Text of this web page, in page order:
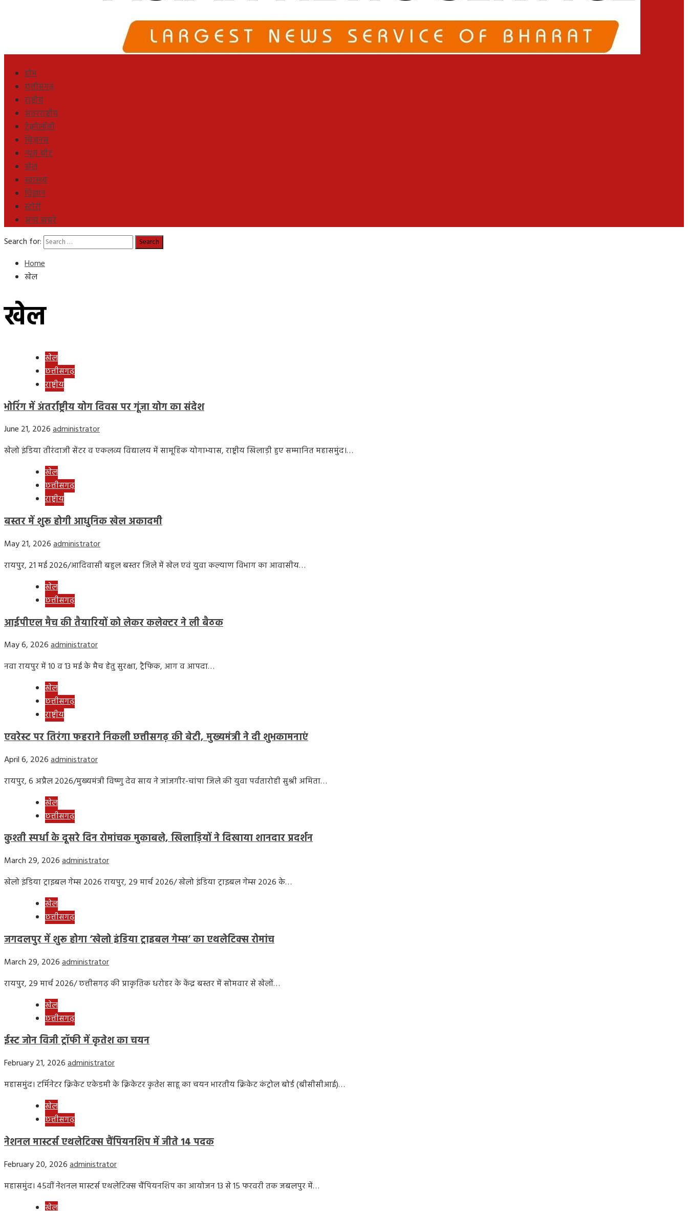
होम
छत्तीसगढ़
राष्ट्रीय
अंतरराष्ट्रीय
टेक्नोलॉजी
बिज़नस
न्यूज़ बीट
खेल
स्वास्थ्य
विज्ञान
स्टोरी
अन्य खबरे
Search for:
Home
खेल
खेल
खेल
छत्तीसगढ़
राष्ट्रीय
भोरिंग में अंतर्राष्ट्रीय योग दिवस पर गूंजा योग का संदेश
June 21, 2026administrator
खेलो इंडिया तीरंदाजी सेंटर व एकलव्य विद्यालय में सामूहिक योगाभ्यास, राष्ट्रीय खिलाड़ी हुए सम्मानित महासमुंद।…
खेल
छत्तीसगढ़
राष्ट्रीय
बस्तर में शुरू होगी आधुनिक खेल अकादमी
May 21, 2026administrator
रायपुर, 21 मई 2026/आदिवासी बहुल बस्तर जिले में खेल एवं युवा कल्याण विभाग का आवासीय…
खेल
छत्तीसगढ़
आईपीएल मैच की तैयारियों को लेकर कलेक्टर ने ली बैठक
May 6, 2026administrator
नवा रायपुर में 10 व 13 मई के मैच हेतु सुरक्षा, ट्रैफिक, आग व आपदा…
खेल
छत्तीसगढ़
राष्ट्रीय
एवरेस्ट पर तिरंगा फहराने निकली छत्तीसगढ़ की बेटी, मुख्यमंत्री ने दी शुभकामनाएं
April 6, 2026administrator
रायपुर, 6 अप्रैल 2026/मुख्यमंत्री विष्णु देव साय ने जांजगीर-चांपा जिले की युवा पर्वतारोही सुश्री अमिता…
खेल
छत्तीसगढ़
कुश्ती स्पर्धा के दूसरे दिन रोमांचक मुकाबले, खिलाड़ियों ने दिखाया शानदार प्रदर्शन
March 29, 2026administrator
खेलो इंडिया ट्राइबल गेम्स 2026 रायपुर, 29 मार्च 2026/ खेलो इंडिया ट्राइबल गेम्स 2026 के…
खेल
छत्तीसगढ़
जगदलपुर में शुरू होगा ‘खेलो इंडिया ट्राइबल गेम्स’ का एथलेटिक्स रोमांच
March 29, 2026administrator
रायपुर, 29 मार्च 2026/ छत्तीसगढ़ की प्राकृतिक धरोहर के केंद्र बस्तर में सोमवार से खेलों…
खेल
छत्तीसगढ़
ईस्ट जोन विजी ट्रॉफी में कृतेश का चयन
February 21, 2026administrator
महासमुंद। टर्मिनेटर क्रिकेट एकेडमी के क्रिकेटर कृतेश साहू का चयन भारतीय क्रिकेट कंट्रोल बोर्ड (बीसीसीआई)…
खेल
छत्तीसगढ़
नेशनल मास्टर्स एथलेटिक्स चैंपियनशिप में जीते 14 पदक
February 20, 2026administrator
महासमुंद। 45वीं नेशनल मास्टर्स एथलेटिक्स चैंपियनशिप का आयोजन 13 से 15 फरवरी तक जबलपुर में…
खेल